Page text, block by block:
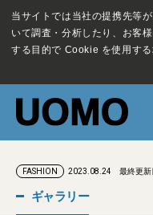
当サイトでは当社の提携先等
いて調査・分析したり、お客
する目的で Cookie を使用する
FASHION 2023.08.24 最終更
ギャラリー